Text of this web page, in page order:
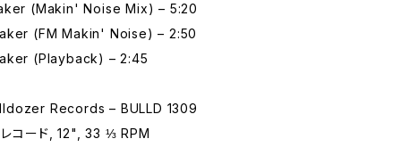
(Makin' Noise Mix) – 5:20
(FM Makin' Noise) – 2:50
(Playback) – 2:45
Records – BULLD 1309
レコード, 12", 33 ⅓ RPM